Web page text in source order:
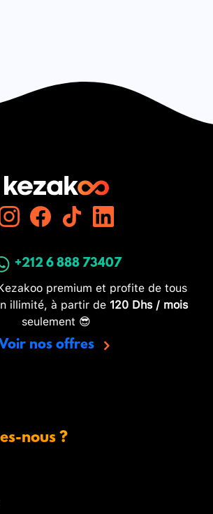
+212 6 888 73407
premium et profite de tous
illimité, à partir de 120 Dhs / mois
seulement 😎
nos offres
nous ?